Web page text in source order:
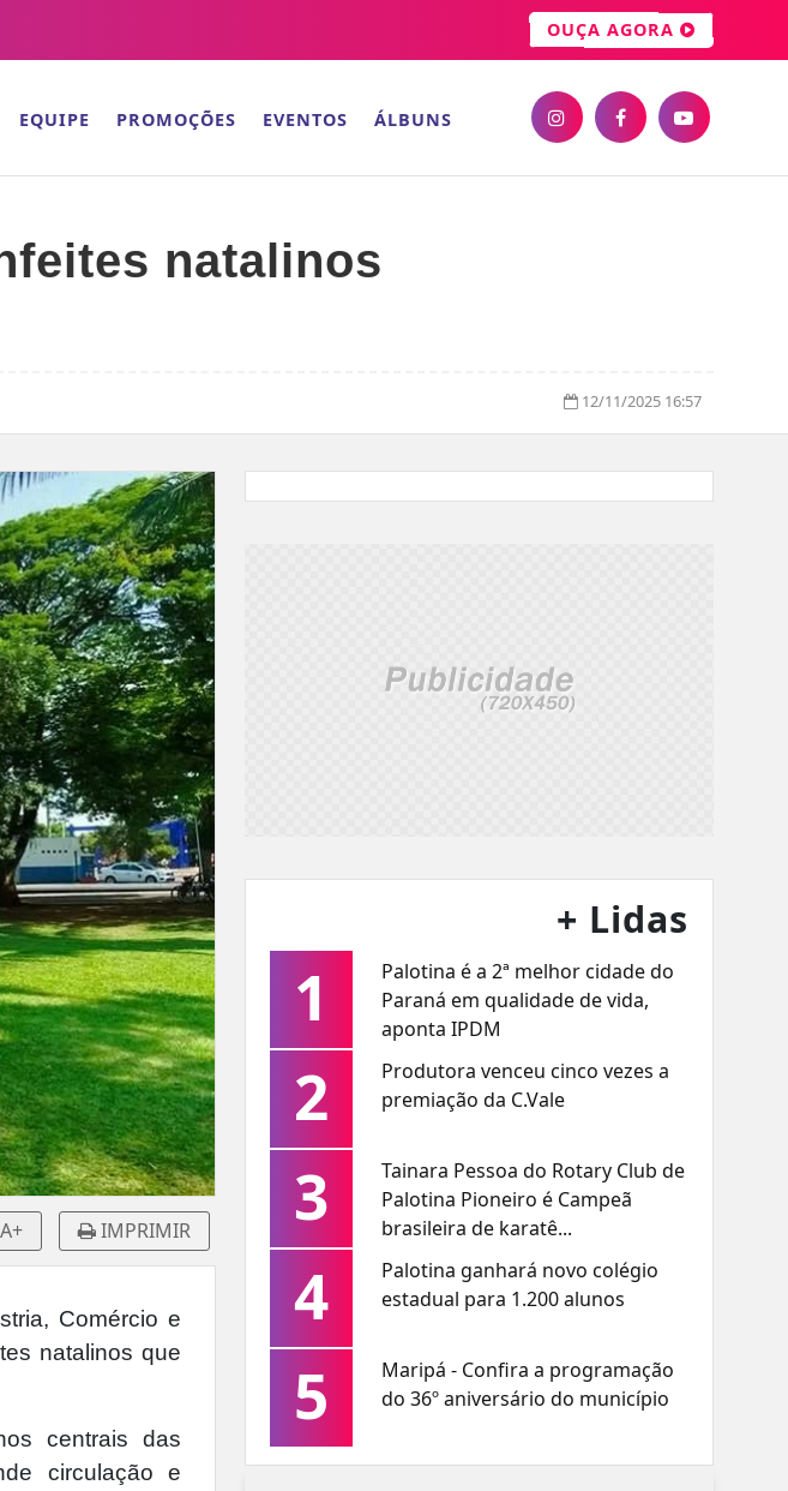
OUÇA AGORA
EQUIPE PROMOÇÕES EVENTOS ÁLBUNS
natalinos
12/11/2025 16:57
A+ IMPRIMIR
Comércio e
natalinos que
centrais das
circulação e
+ Lidas
1
Palotina é a 2ª melhor cidade do
Paraná em qualidade de vida,
aponta IPDM
2
Produtora venceu cinco vezes a
premiação da C.Vale
3
Tainara Pessoa do Rotary Club de
Palotina Pioneiro é Campeã
brasileira de karatê...
4
Palotina ganhará novo colégio
estadual para 1.200 alunos
5
Maripá - Confira a programação
do 36º aniversário do município